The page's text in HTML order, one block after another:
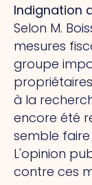
Indignation
Selon M.
mesures
groupe
à la
encore été
semble
L'opinion
contre ces